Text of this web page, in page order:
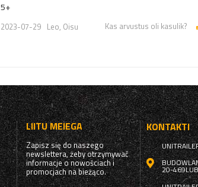
5+
2023-07-29 Leo, Oisu Kas arvustus oli kasulik?
LIITU MEIEGA
Zapisz się do naszego
newslettera, żeby otrzymywać
informacje o nowościach i
promocjach na bieżąco.
KONTAKTI
20-469